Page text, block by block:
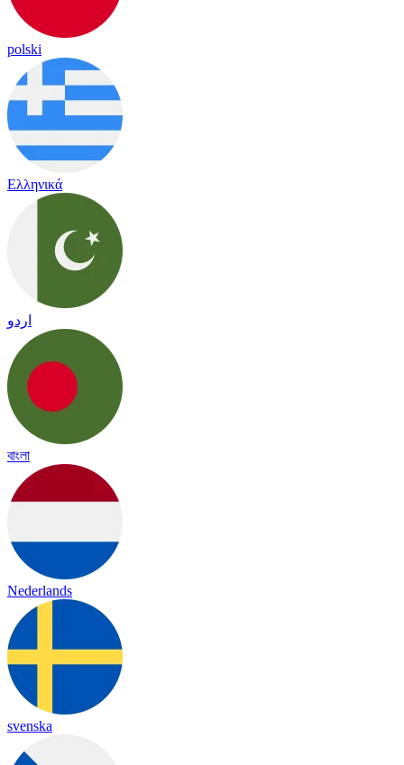
polski
Ελληνικά
اردو
বাংলা
Nederlands
svenska